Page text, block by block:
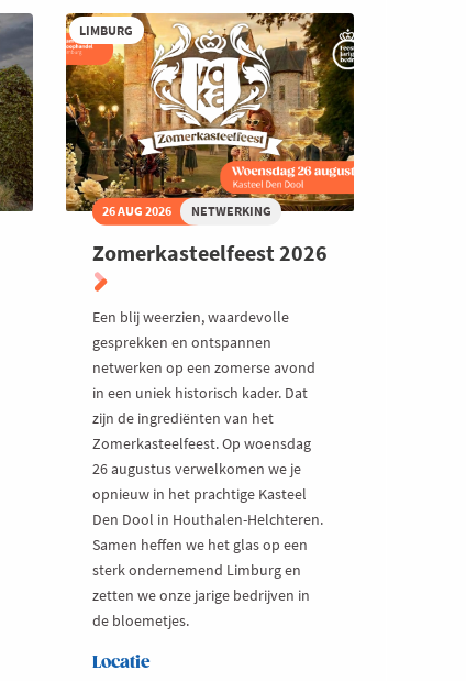
2026
LIMBURG
26 AUG 2026 NETWERKING
Zomerkasteelfeest 2026
Een blij weerzien, waardevolle
gesprekken en ontspannen
netwerken op een zomerse avond
in een uniek historisch kader. Dat
zijn de ingrediënten van het
Zomerkasteelfeest. Op woensdag
26 augustus verwelkomen we je
opnieuw in het prachtige Kasteel
Den Dool in Houthalen-Helchteren.
Samen heffen we het glas op een
sterk ondernemend Limburg en
zetten we onze jarige bedrijven in
de bloemetjes.
Locatie